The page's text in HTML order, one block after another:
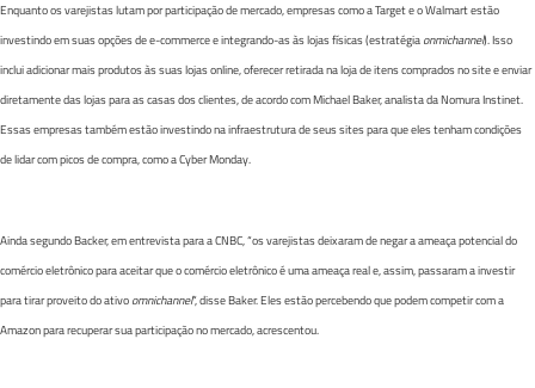
Enquanto os varejistas lutam por participação de mercado, empresas como a Target e o Walmart estão
investindo em suas opções de e-commerce e integrando-as às lojas físicas (estratégia onmichannel). Isso
inclui adicionar mais produtos às suas lojas online, oferecer retirada na loja de itens comprados no site e enviar
diretamente das lojas para as casas dos clientes, de acordo com Michael Baker, analista da Nomura Instinet.
Essas empresas também estão investindo na infraestrutura de seus sites para que eles tenham condições
de lidar com picos de compra, como a Cyber Monday.
Ainda segundo Backer, em entrevista para a CNBC, “os varejistas deixaram de negar a ameaça potencial do
comércio eletrônico para aceitar que o comércio eletrônico é uma ameaça real e, assim, passaram a investir
para tirar proveito do ativo omnichannel“, disse Baker. Eles estão percebendo que podem competir com a
Amazon para recuperar sua participação no mercado, acrescentou.